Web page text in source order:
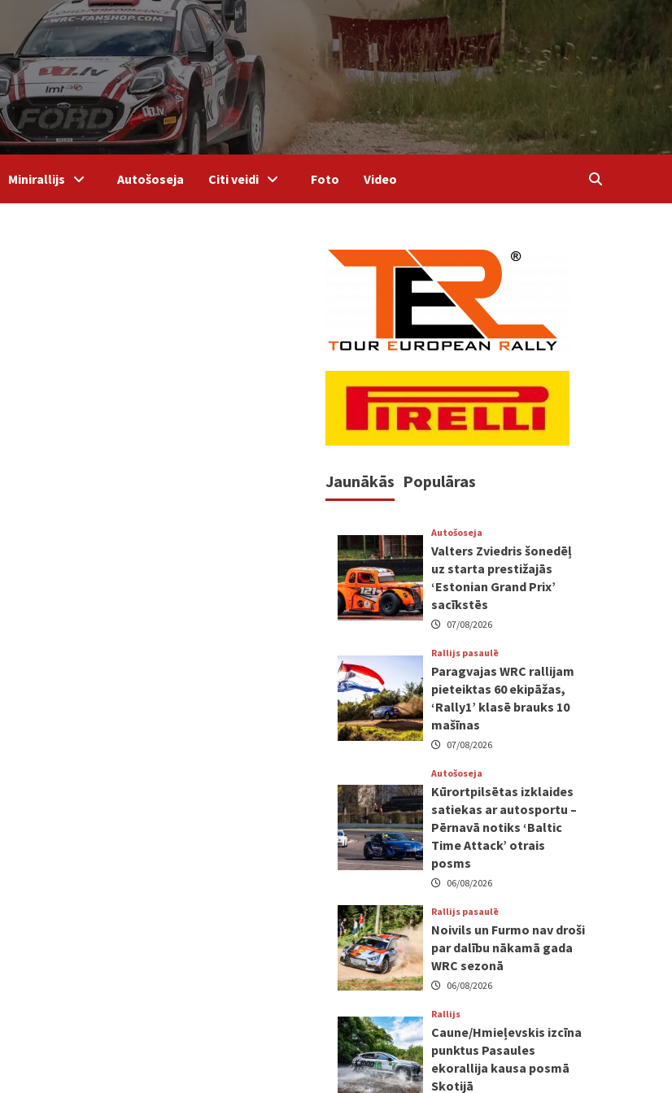
Minirallijs Autošoseja Citi veidi Foto Video
Jaunākās Populāras
Autošoseja
Valters Zviedris šonedēļ
uz starta prestižajās
‘Estonian Grand Prix’
sacīkstēs
07/08/2026
Rallijs pasaulē
Paragvajas WRC rallijam
pieteiktas 60 ekipāžas,
‘Rally1’ klasē brauks 10
mašīnas
07/08/2026
Autošoseja
Kūrortpilsētas izklaides
satiekas ar autosportu –
Pērnavā notiks ‘Baltic
Time Attack’ otrais
posms
06/08/2026
Rallijs pasaulē
Noivils un Furmo nav droši
par dalību nākamā gada
WRC sezonā
06/08/2026
Rallijs
Caune/Hmieļevskis izcīna
punktus Pasaules
ekorallija kausa posmā
Skotijā